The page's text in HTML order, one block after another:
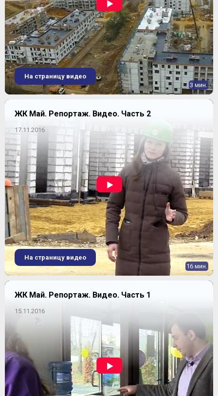
3 мин.
На страницу видео
ЖК Май. Репортаж. Видео. Часть 2
17.11.2016
16 мин.
На страницу видео
ЖК Май. Репортаж. Видео. Часть 1
15.11.2016